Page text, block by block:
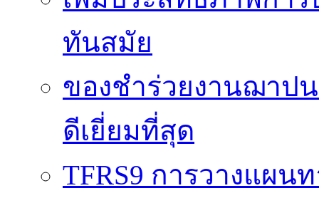
ทันสมัย
ของชำร่วยงานฌาป
ดีเยี่ยมที่สุด
TFRS9 การวางแผน